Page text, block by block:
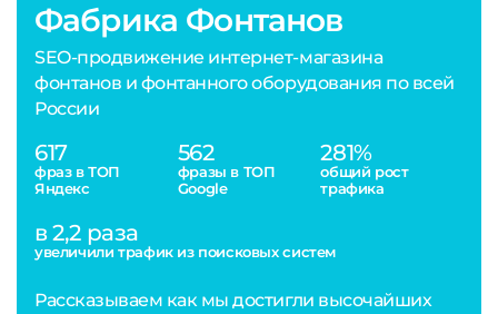
Фабрика Фонтанов
SEO-продвижение интернет-магазина
фонтанов и фонтанного оборудования по всей
России
617
фраз в ТОП
Яндекс
562
фразы в ТОП
Google
281%
общий рост
трафика
в 2,2 раза
увеличили трафик из поисковых систем
Рассказываем как мы достигли высочайших